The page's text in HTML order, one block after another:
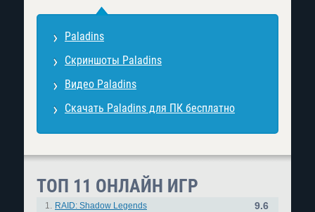
Paladins
Скриншоты Paladins
Видео Paladins
Скачать Paladins для ПК бесплатно
ТОП 11 ОНЛАЙН ИГР
1. RAID: Shadow Legends 9.6